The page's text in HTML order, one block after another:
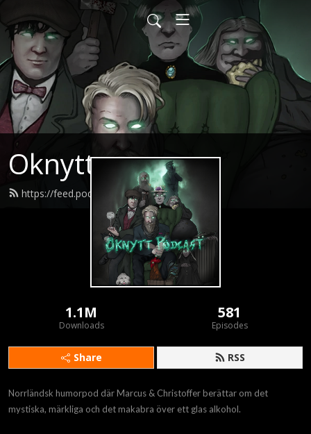
Oknytt
https://feed.podbean.com/oknytt/feed.xml
1.1M
Downloads
581
Episodes
Share RSS
Norrländsk humorpod där Marcus & Christoffer berättar om det
mystiska, märkliga och det makabra över ett glas alkohol.